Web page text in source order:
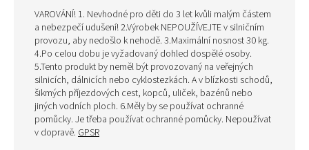
VAROVÁNÍ! 1. Nevhodné pro děti do 3 let kvůli malým částem
a nebezpečí udušení! 2.Výrobek NEPOUŽÍVEJTE v silničním
provozu, aby nedošlo k nehodě. 3.Maximální nosnost 30 kg.
4.Po celou dobu je vyžadovaný dohled dospělé osoby.
5.Tento produkt by neměl být provozovaný na veřejných
silnicích, dálnicích nebo cyklostezkách. A v blízkosti schodů,
šikmých příjezdových cest, kopců, uliček, bazénů nebo
jiných vodních ploch. 6.Měly by se používat ochranné
pomůcky. Je třeba používat ochranné pomůcky. Nepoužívat
v dopravě. GPSR